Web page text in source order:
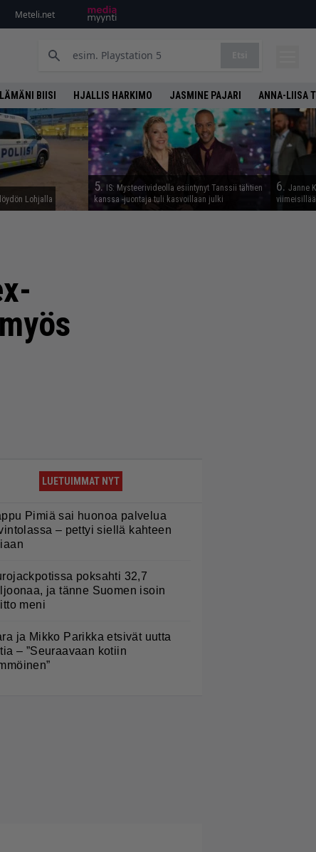
Meteli.net
BIISI HJALLIS HARKIMO JASMINE PAJARI ANNA-LIISA
Lohjalla
5.
IS: Mysteerivideolla esiintynyt Tanssii tähtien
kanssa -juontaja tuli kasvoillaan julki
6. Janne
LUETUIMMAT NYT
Pimiä sai huonoa palvelua
– pettyi siellä kahteen
poksahti 32,7
ja tänne Suomen isoin
meni
ja Mikko Parikka etsivät uutta
– ”Seuraavaan kotiin